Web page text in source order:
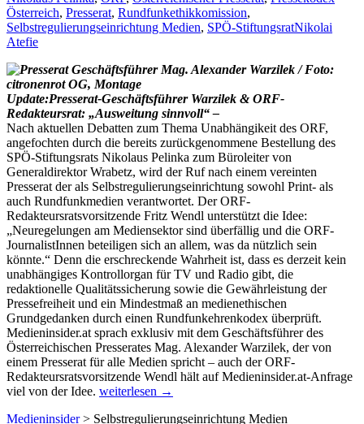
Österreich, Presserat, Rundfunkethikkomission,
Selbstregulierungseinrichtung Medien, SPÖ-StiftungsratNikolai
Atefie
Update:Presserat-Geschäftsführer Warzilek & ORF-
Redakteursrat: „Ausweitung sinnvoll“ –
Nach aktuellen Debatten zum Thema Unabhängikeit des ORF,
angefochten durch die bereits zurückgenommene Bestellung des
SPÖ-Stiftungsrats Nikolaus Pelinka zum Büroleiter von
Generaldirektor Wrabetz, wird der Ruf nach einem vereinten
Presserat der als Selbstregulierungseinrichtung sowohl Print- als
auch Rundfunkmedien verantwortet. Der ORF-
Redakteursratsvorsitzende Fritz Wendl unterstützt die Idee:
„Neuregelungen am Mediensektor sind überfällig und die ORF-
JournalistInnen beteiligen sich an allem, was da nützlich sein
könnte.“ Denn die erschreckende Wahrheit ist, dass es derzeit kein
unabhängiges Kontrollorgan für TV und Radio gibt, die
redaktionelle Qualitätssicherung sowie die Gewährleistung der
Pressefreiheit und ein Mindestmaß an medienethischen
Grundgedanken durch einen Rundfunkehrenkodex überprüft.
Medieninsider.at sprach exklusiv mit dem Geschäftsführer des
Österreichischen Presserates Mag. Alexander Warzilek, der von
einem Presserat für alle Medien spricht – auch der ORF-
Redakteursratsvorsitzende Wendl hält auf Medieninsider.at-Anfrage
viel von der Idee. Exklusiv:
nach
weiterlesen →
Medieninsider> Selbstregulierungseinrichtung Medien